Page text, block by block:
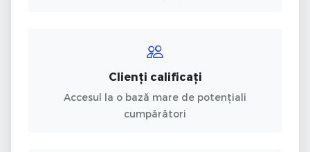
Clienți calificați
Accesul la o bază mare de potențiali
cumpărători